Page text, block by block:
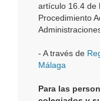
artículo 16.4 de
Procedimiento
- A través de
Málaga
Para las